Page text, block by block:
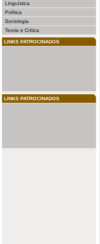
Linguística
Política
Sociologia
Teoria e Crítica
LINKS PATROCINADOS
LINKS PATROCINADOS